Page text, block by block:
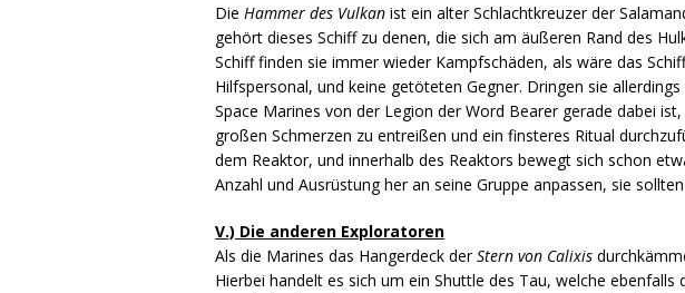
DieHammer des Vulkan ist ein alter Schlachtkreuzer der
gehört dieses Schiff zu denen, die sich am äußeren Rand des
Schiff finden sie immer wieder Kampfschäden, als wäre das
Hilfspersonal, und keine getöteten Gegner. Dringen sie
Space Marines von der Legion der Word Bearer gerade dabei
großen Schmerzen zu entreißen und ein finsteres Ritual
dem Reaktor, und innerhalb des Reaktors bewegt sich schon
Anzahl und Ausrüstung her an seine Gruppe anpassen, sie
V.) Die anderen Exploratoren
Als die Marines das Hangerdeck derStern von Calixis
Hierbei handelt es sich um ein Shuttle des Tau, welche